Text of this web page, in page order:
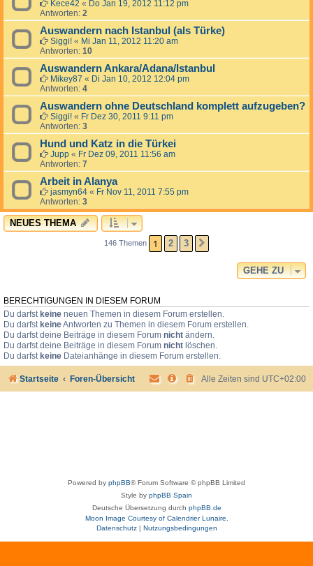
Kece42 « Do Jan 19, 2012 11:12 pm
Antworten: 2
Auswandern nach Istanbul (als Türke)
Siggi! « Mi Jan 11, 2012 11:20 am
Antworten: 10
Auswandern Ankara/Adana/Istanbul
Mikey87 « Di Jan 10, 2012 12:04 pm
Antworten: 4
Auswandern ohne Deutschland komplett aufzugeben?
Siggi! « Fr Dez 30, 2011 9:11 pm
Antworten: 3
Hund und Katz in die Türkei
Jupp « Fr Dez 09, 2011 11:56 am
Antworten: 7
Arbeit in Alanya
jasmyn64 « Fr Nov 11, 2011 7:55 pm
Antworten: 3
NEUES THEMA
146 Themen 1 2 3
GEHE ZU
BERECHTIGUNGEN IN DIESEM FORUM
Du darfst keine neuen Themen in diesem Forum erstellen.
Du darfst keineAntworten zu Themen in diesem Forum erstellen.
Du darfst deine Beiträge in diesem Forum nicht ändern.
Du darfst deine Beiträge in diesem Forum nicht löschen.
Du darfst keine Dateianhänge in diesem Forum erstellen.
Startseite Foren-Übersicht Alle Zeiten sind UTC+02:00
Powered by phpBB® Forum Software © phpBB Limited
Style by phpBB Spain
Deutsche Übersetzung durch phpBB.de
Moon Image Courtesy of Calendrier Lunaire.
Datenschutz| Nutzungsbedingungen